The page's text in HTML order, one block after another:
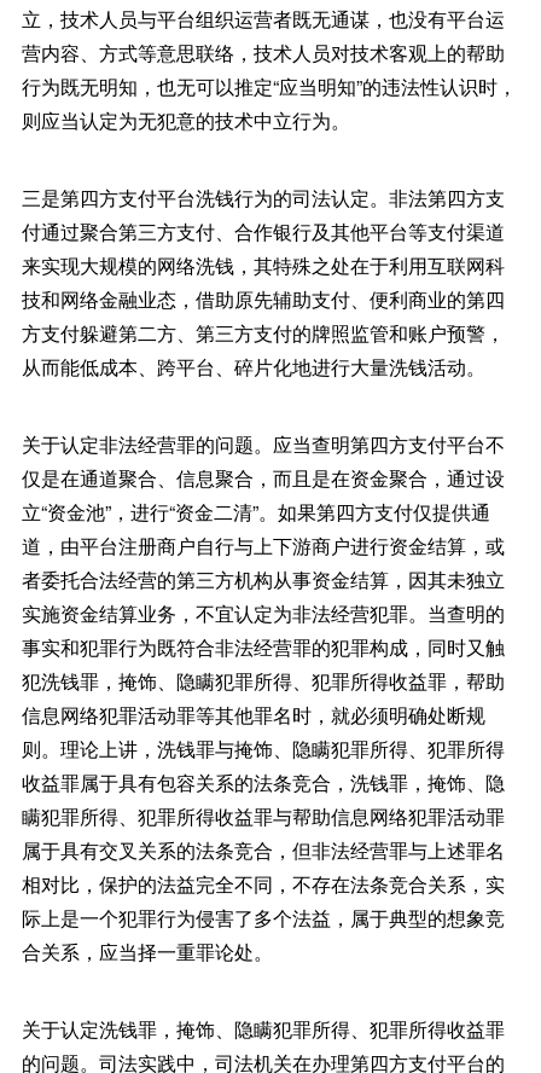
立，技术人员与平台组织运营者既无通谋，也没有平台运
营内容、方式等意思联络，技术人员对技术客观上的帮助
行为既无明知，也无可以推定“应当明知”的违法性认识时，
则应当认定为无犯意的技术中立行为。
三是第四方支付平台洗钱行为的司法认定。非法第四方支
付通过聚合第三方支付、合作银行及其他平台等支付渠道
来实现大规模的网络洗钱，其特殊之处在于利用互联网科
技和网络金融业态，借助原先辅助支付、便利商业的第四
方支付躲避第二方、第三方支付的牌照监管和账户预警，
从而能低成本、跨平台、碎片化地进行大量洗钱活动。
关于认定非法经营罪的问题。应当查明第四方支付平台不
仅是在通道聚合、信息聚合，而且是在资金聚合，通过设
立“资金池”，进行“资金二清”。如果第四方支付仅提供通
道，由平台注册商户自行与上下游商户进行资金结算，或
者委托合法经营的第三方机构从事资金结算，因其未独立
实施资金结算业务，不宜认定为非法经营犯罪。当查明的
事实和犯罪行为既符合非法经营罪的犯罪构成，同时又触
犯洗钱罪，掩饰、隐瞒犯罪所得、犯罪所得收益罪，帮助
信息网络犯罪活动罪等其他罪名时，就必须明确处断规
则。理论上讲，洗钱罪与掩饰、隐瞒犯罪所得、犯罪所得
收益罪属于具有包容关系的法条竞合，洗钱罪，掩饰、隐
瞒犯罪所得、犯罪所得收益罪与帮助信息网络犯罪活动罪
属于具有交叉关系的法条竞合，但非法经营罪与上述罪名
相对比，保护的法益完全不同，不存在法条竞合关系，实
际上是一个犯罪行为侵害了多个法益，属于典型的想象竞
合关系，应当择一重罪论处。
关于认定洗钱罪，掩饰、隐瞒犯罪所得、犯罪所得收益罪
的问题。司法实践中，司法机关在办理第四方支付平台的